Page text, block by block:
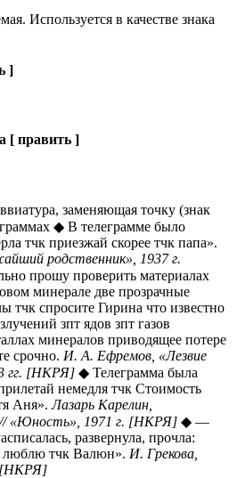
Используется в качестве знака
]
[ править ]
заменяющая точку (знак
◆ В телеграмме было
тчк приезжай скорее тчк папа».
родственник», 1937 г.
прошу проверить материалах
минерале две прозрачные
тчк спросите Гирина что известно
зпт ядов зпт газов
минералов приводящее потере
срочно. И. А. Ефремов, «Лезвие
гг. [НКРЯ] ◆ Телеграмма была
немедля тчк Стоимость
Аня».Лазарь Карелин,
// «Юность», 1971 г. [НКРЯ] ◆ —
развернула, прочла:
люблю тчк Валюн». И. Грекова,
[НКРЯ]